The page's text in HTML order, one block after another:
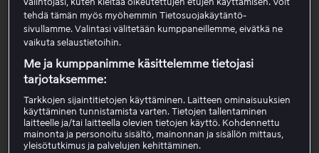
Jos olet unohtanut salasanasi, lue tämä artikkeli
saadaksesi ohjeet uuden tilaamiseen. Lue
tämä artikkeli
saadaksesi ohjeet Viaplay-sovelluksen asentamiseen eri
laitteille.
Kirjaudu selaimessa
Kirjaudu Viaplay-sovelluksessa
valintojasi, kuten kieltää oikeutettujen etujen käyttämisen. Voit
tehdä tämän myös myöhemmin Tietosuojakäytäntö-
sivullamme. Valintasi välitetään kumppaneillemme, eivätkä ne
vaikuta selaustietoihin.
Me ja kumppanimme käsittelemme tietojasi
tarjotaksemme:
Tarkkojen sijaintitietojen käyttäminen. Laitteen ominaisuuksien
käyttäminen tunnistamista varten. Tietojen tallentaminen
laitteelle ja/tai laitteella olevien tietojen käyttö. Kohdennettu
mainonta ja personoitu sisältö, mainonnan ja sisällön mittaus,
yleisötutkimus ja palvelujen kehittäminen.